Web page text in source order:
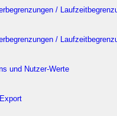
/
/
und Nutzer-Werte